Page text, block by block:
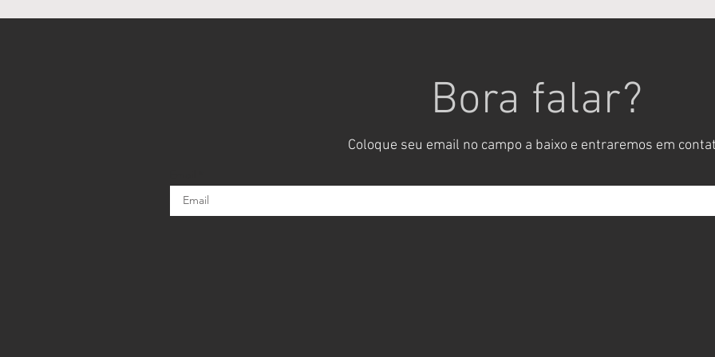
Bora falar?
Coloque seu email no campo a baixo e entraremos em